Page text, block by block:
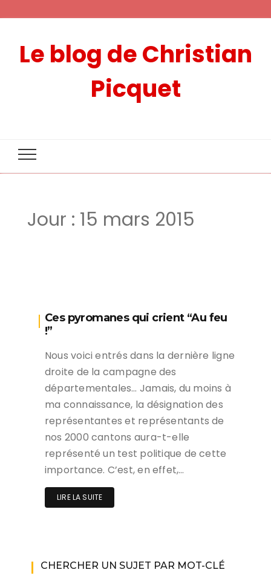
Le blog de Christian
Picquet
Jour : 15 mars 2015
Ces pyromanes qui crient “Au feu
!”
Nous voici entrés dans la dernière ligne
droite de la campagne des
départementales… Jamais, du moins à
ma connaissance, la désignation des
représentantes et représentants de
nos 2000 cantons aura-t-elle
représenté un test politique de cette
importance. C’est, en effet,…
LIRE LA SUITE
CHERCHER UN SUJET PAR MOT-CLÉ